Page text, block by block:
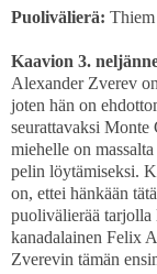
Puolivälierä:
Kaavion 3.
Alexander Zverev
joten hän on
seurattavaksi Monte
miehelle on
pelin löytämiseksi.
on, ettei hänkään
puolivälierää tarjolla
kanadalainen Felix
Zverevin tämän